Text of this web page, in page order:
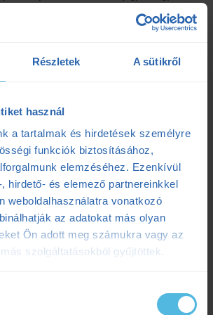
Részletek A sütikről
használ
a tartalmak és hirdetések személyre
funkciók biztosításához,
elemzéséhez. Ezenkívül
hirdető- és elemező partnereinkkel
weboldalhasználatra vonatkozó
az adatokat más olyan
Ön adott meg számukra vagy az
szolgáltatásokból gyűjtöttek.
a különbség a két érték között, mikor melyiket is
A VO2max egy
végzett edzések során fogsz
Cikk/Sportélettan
,Értsd A Tudományt,Laktátküszöb,
, VO2max
A laktátküszöb